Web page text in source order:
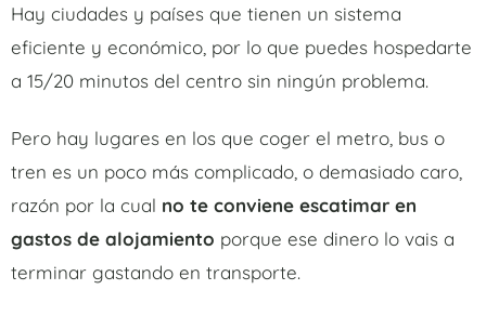
Hay ciudades y países que tienen un sistema
eficiente y económico, por lo que puedes hospedarte
a 15/20 minutos del centro sin ningún problema.
Pero hay lugares en los que coger el metro, bus o
tren es un poco más complicado, o demasiado caro,
razón por la cual no te conviene escatimar en
gastos de alojamiento porque ese dinero lo vais a
terminar gastando en transporte.